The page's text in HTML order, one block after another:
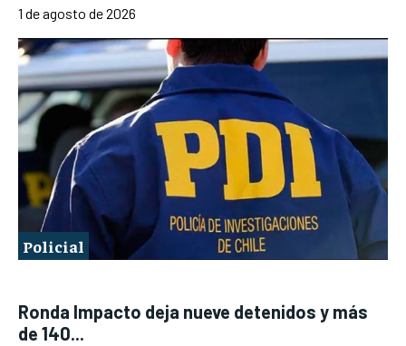
1 de agosto de 2026
Policial
Ronda Impacto deja nueve detenidos y más
de 140...